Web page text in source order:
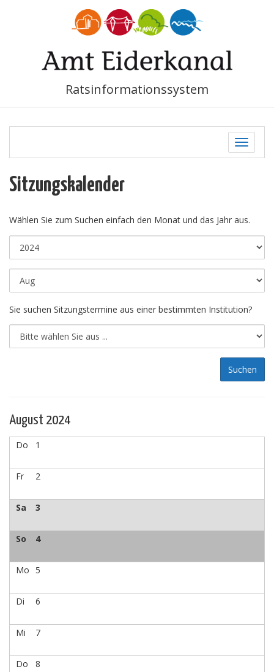
Ratsinformationssystem
Toggle
Sitzungskalender
Wählen Sie zum Suchen einfach den Monat und das Jahr aus.
Sie suchen Sitzungstermine aus einer bestimmten Institution?
August 2024
Do 1
Fr 2
Sa 3
So 4
Mo 5
Di 6
Mi 7
Do 8